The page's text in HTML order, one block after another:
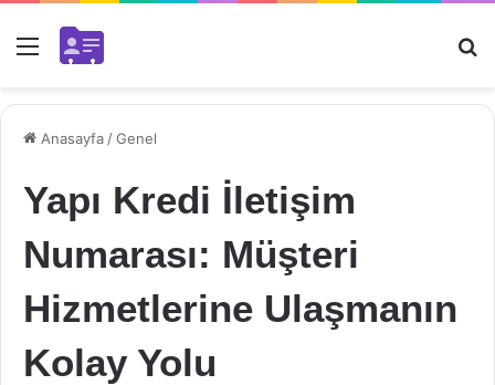
Menü
Anasayfa /Genel
Yapı Kredi İletişim
Numarası: Müşteri
Hizmetlerine Ulaşmanın
Kolay Yolu